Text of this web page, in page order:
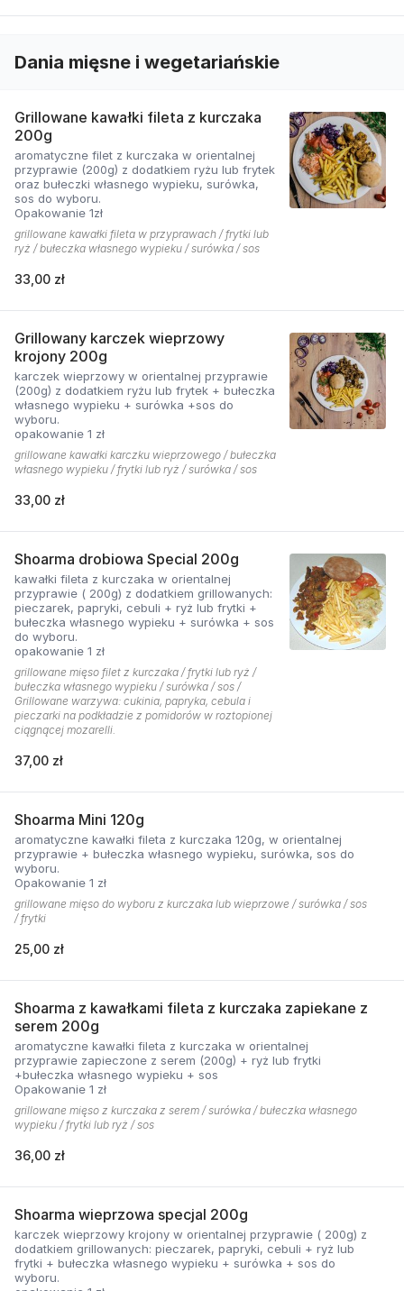
Dania mięsne i wegetariańskie
Grillowane kawałki fileta z kurczaka
200g
aromatyczne filet z kurczaka w orientalnej
przyprawie (200g) z dodatkiem ryżu lub frytek
oraz bułeczki własnego wypieku, surówka,
sos do wyboru.
Opakowanie 1zł
grillowane kawałki fileta w przyprawach / frytki lub
ryż / bułeczka własnego wypieku / surówka / sos
33,00 zł
Grillowany karczek wieprzowy
krojony 200g
karczek wieprzowy w orientalnej przyprawie
(200g) z dodatkiem ryżu lub frytek + bułeczka
własnego wypieku + surówka +sos do
wyboru.
opakowanie 1 zł
grillowane kawałki karczku wieprzowego / bułeczka
własnego wypieku / frytki lub ryż / surówka / sos
33,00 zł
Shoarma drobiowa Special 200g
kawałki fileta z kurczaka w orientalnej
przyprawie ( 200g) z dodatkiem grillowanych:
pieczarek, papryki, cebuli + ryż lub frytki +
bułeczka własnego wypieku + surówka + sos
do wyboru.
opakowanie 1 zł
grillowane mięso filet z kurczaka / frytki lub ryż /
bułeczka własnego wypieku / surówka / sos /
Grillowane warzywa: cukinia, papryka, cebula i
pieczarki na podkładzie z pomidorów w roztopionej
ciągnącej mozarelli.
37,00 zł
Shoarma Mini 120g
aromatyczne kawałki fileta z kurczaka 120g, w orientalnej
przyprawie + bułeczka własnego wypieku, surówka, sos do
wyboru.
Opakowanie 1 zł
grillowane mięso do wyboru z kurczaka lub wieprzowe / surówka / sos
/ frytki
25,00 zł
Shoarma z kawałkami fileta z kurczaka zapiekane z
serem 200g
aromatyczne kawałki fileta z kurczaka w orientalnej
przyprawie zapieczone z serem (200g) + ryż lub frytki
+bułeczka własnego wypieku + sos
Opakowanie 1 zł
grillowane mięso z kurczaka z serem / surówka / bułeczka własnego
wypieku / frytki lub ryż / sos
36,00 zł
Shoarma wieprzowa specjal 200g
karczek wieprzowy krojony w orientalnej przyprawie ( 200g) z
dodatkiem grillowanych: pieczarek, papryki, cebuli + ryż lub
frytki + bułeczka własnego wypieku + surówka + sos do
wyboru.